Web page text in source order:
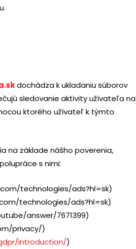
dochádza k ukladaniu súborov
sledovanie aktivity užívateľa na
ktorého užívateľ k týmto
na základe nášho poverenia,
s nimi:
technologies/ads?hl=sk)
technologies/ads?hl=sk)
answer/7671399)
privacy/)
introduction/)